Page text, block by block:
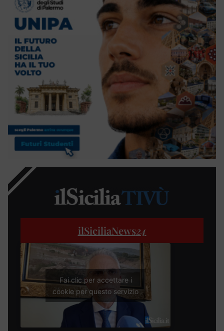
ilSiciliaNews24
Fai clic per accettare i
cookie per questo servizio